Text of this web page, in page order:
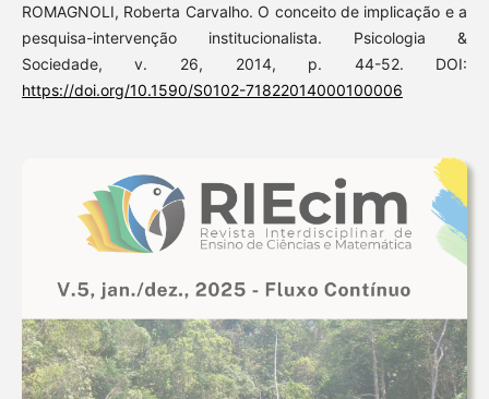
ROMAGNOLI, Roberta Carvalho. O conceito de implicação e a
pesquisa-intervenção institucionalista. Psicologia &
Sociedade, v. 26, 2014, p. 44-52. DOI:
https://doi.org/10.1590/S0102-71822014000100006